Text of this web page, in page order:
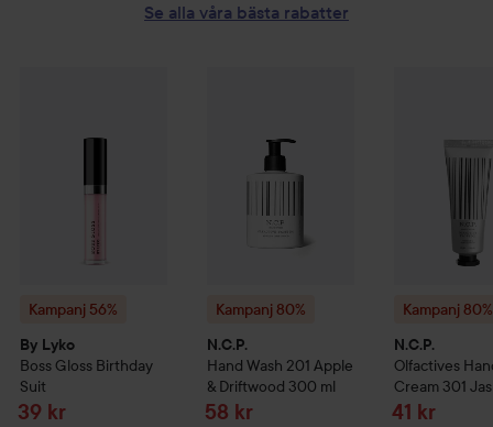
Se alla våra bästa rabatter
Kampanj 56%
By Lyko
Boss Gloss Birthday
Suit
Reapris
39 kr
Kampanj 80%
N.C.P.
Hand Wash 201 Apple
& Driftwood 300 ml
Reapris
58 kr
Kampanj 80%
N.C.P.
Olfactives
Cream 301
Sandalwood
Reapris
41 kr